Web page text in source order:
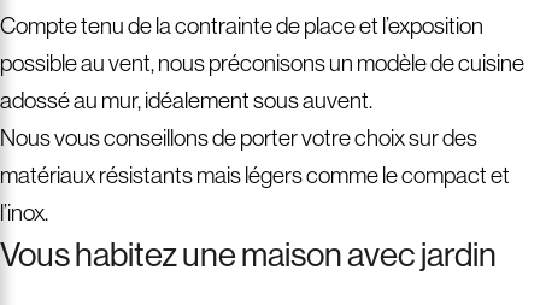
Compte tenu de la contrainte de place et l’exposition
possible au vent, nous préconisons un modèle de cuisine
adossé au mur, idéalement sous auvent.
Nous vous conseillons de porter votre choix sur des
matériaux résistants mais légers comme le compact et
l’inox.
Vous habitez une maison avec jardin